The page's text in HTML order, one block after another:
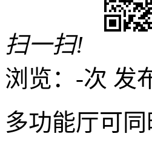
扫一扫!
浏览： -次 发
多功能厅可